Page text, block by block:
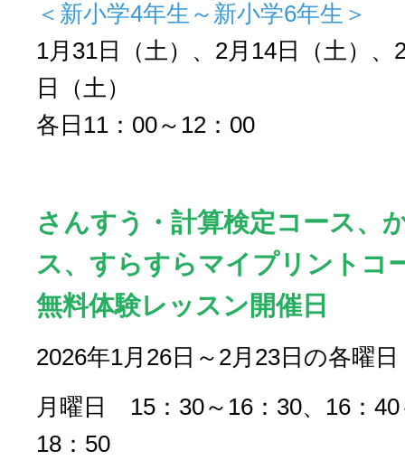
＜新小学4年生～新小学6年生＞
1月31日（土）、2月14日（土）、
日（土）
各日11：00～12：00
さんすう・計算検定コース、
ス、すらすらマイプリントコ
無料体験レッスン開催日
2026年1月26日～2月23日の各曜
月曜日 15：30～16：30、16：40
18：50